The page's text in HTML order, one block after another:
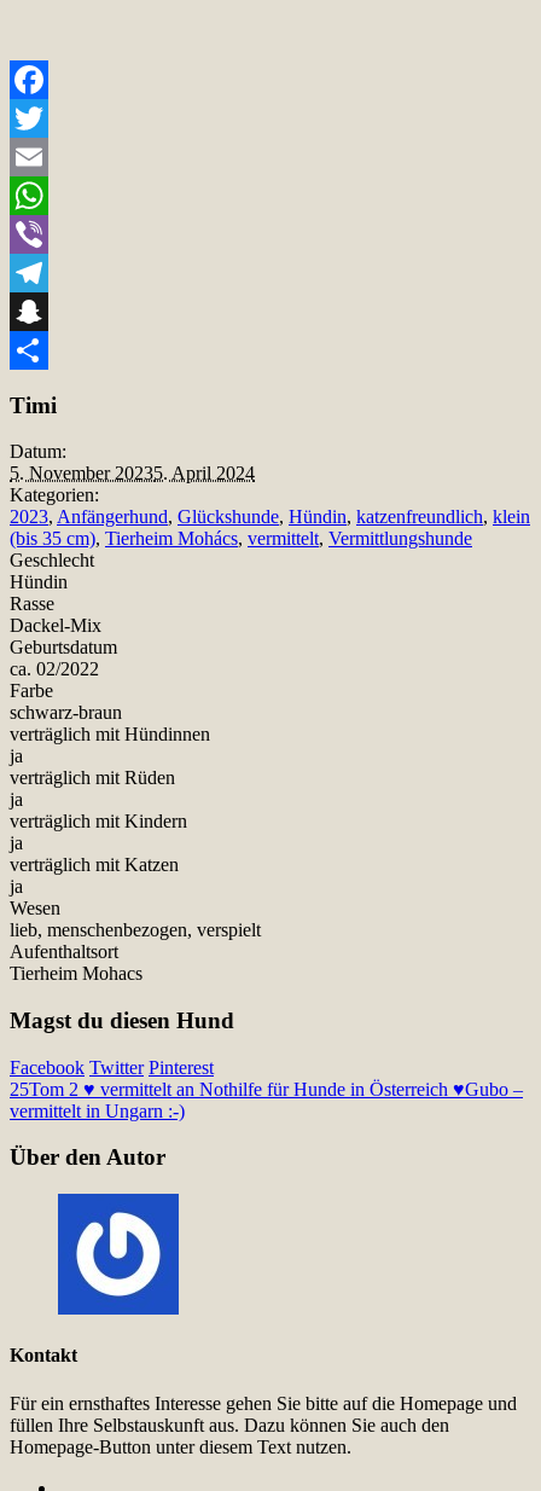
Facebook
Twitter
Email
WhatsApp
Viber
Telegram
Snapchat
Timi
Datum:
5. November 20235. April 2024
Kategorien:
2023, Anfängerhund, Glückshunde, Hündin, katzenfreundlich, klein
(bis 35 cm), Tierheim Mohács, vermittelt, Vermittlungshunde
Geschlecht
Hündin
Rasse
Dackel-Mix
Geburtsdatum
ca. 02/2022
Farbe
schwarz-braun
verträglich mit Hündinnen
ja
verträglich mit Rüden
ja
verträglich mit Kindern
ja
verträglich mit Katzen
ja
Wesen
lieb, menschenbezogen, verspielt
Aufenthaltsort
Tierheim Mohacs
Magst du diesen Hund
Facebook Twitter Pinterest
25Tom 2 ♥ vermittelt an Nothilfe für Hunde in Österreich ♥Gubo –
vermittelt in Ungarn :-)
Über den Autor
Kontakt
Für ein ernsthaftes Interesse gehen Sie bitte auf die Homepage und
füllen Ihre Selbstauskunft aus. Dazu können Sie auch den
Homepage-Button unter diesem Text nutzen.